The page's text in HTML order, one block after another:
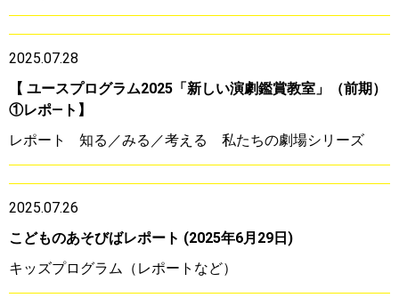
2025.07.28
【 ユースプログラム2025「新しい演劇鑑賞教室」（前期）
①レポ―ト】
レポート
知る／みる／考える 私たちの劇場シリーズ
2025.07.26
こどものあそびばレポート (2025年6月29日)
キッズプログラム（レポートなど）